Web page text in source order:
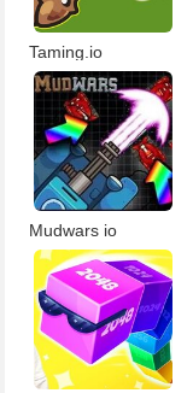
Taming.io
Mudwars io